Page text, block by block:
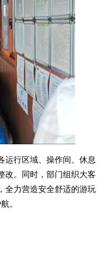
运行区域、操作间、休息
改。同时，部门组织大客
全力营造安全舒适的游玩
。